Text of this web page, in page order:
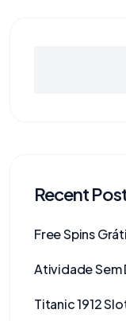
Recent
Free Spins
Atividade
Titanic 1912